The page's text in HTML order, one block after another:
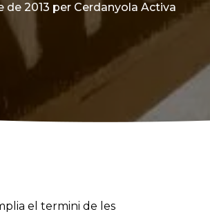
de 2013 per Cerdanyola Activa
el termini de les